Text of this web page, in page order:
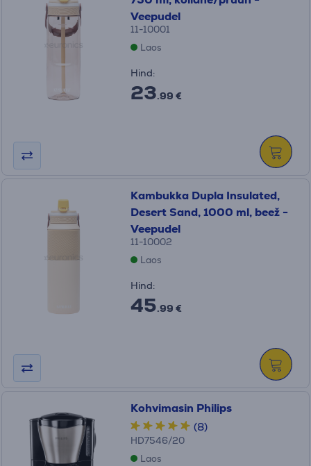
Veepudel
11-10001
Laos
Hind:
23.99 €
Kambukka Dupla Insulated,
Desert Sand, 1000 ml, beež -
Veepudel
11-10002
Laos
Hind:
45.99 €
Kohvimasin Philips
(8)
HD7546/20
Laos